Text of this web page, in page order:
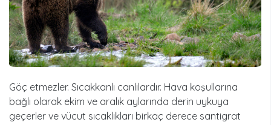
Göç etmezler. Sıcakkanlı canlılardır. Hava koşullarına
bağlı olarak ekim ve aralık aylarında derin uykuya
geçerler ve vücut sıcaklıkları birkaç derece santigrat